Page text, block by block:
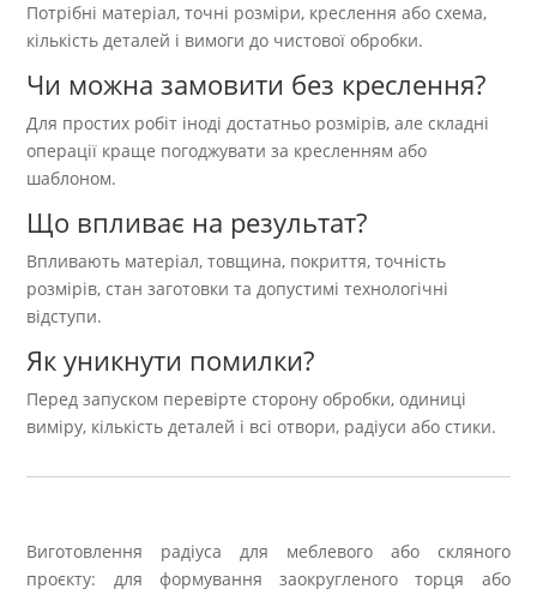
Потрібні матеріал, точні розміри, креслення або схема,
кількість деталей і вимоги до чистової обробки.
Чи можна замовити без креслення?
Для простих робіт іноді достатньо розмірів, але складні
операції краще погоджувати за кресленням або
шаблоном.
Що впливає на результат?
Впливають матеріал, товщина, покриття, точність
розмірів, стан заготовки та допустимі технологічні
відступи.
Як уникнути помилки?
Перед запуском перевірте сторону обробки, одиниці
виміру, кількість деталей і всі отвори, радіуси або стики.
Виготовлення радіуса для меблевого або скляного
проєкту: для формування заокругленого торця або